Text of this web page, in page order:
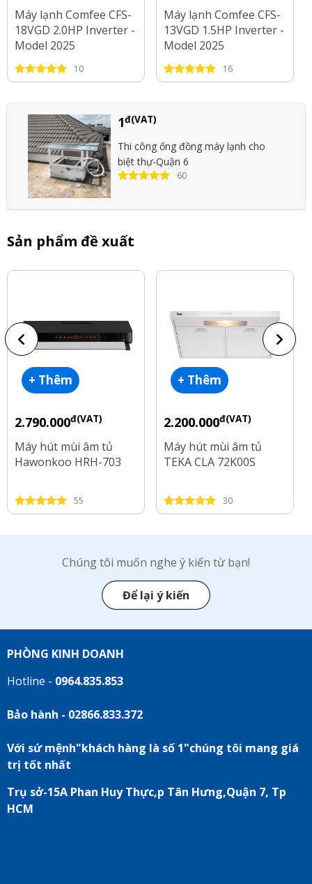
Máy lạnh Comfee CFS-
18VGD 2.0HP Inverter -
Model 2025
10
Máy lạnh Comfee CFS-
13VGD 1.5HP Inverter -
Model 2025
16
1đ(VAT)
Thi công ống đồng máy lạnh cho
biệt thự-Quận 6
60
Sản phẩm đề xuất
+ Thêm
2.790.000đ(VAT)
Máy hút mùi âm tủ
Hawonkoo HRH-703
55
+ Thêm
2.200.000đ(VAT)
Máy hút mùi âm tủ
TEKA CLA 72K00S
30
Chúng tôi muốn nghe ý kiến từ bạn!
Để lại ý kiến
PHÒNG KINH DOANH
Hotline - 0964.835.853
Bảo hành - 02866.833.372
Với sứ mệnh"khách hàng là số 1"chúng tôi mang giá
trị tốt nhất
Trụ sở-15A Phan Huy Thực,p Tân Hưng,Quận 7, Tp
HCM